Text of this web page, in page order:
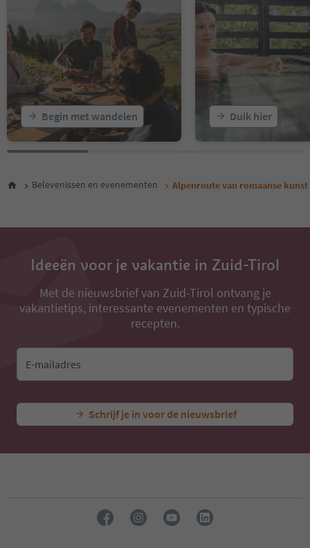
Begin met wandelen Duik hier
Belevenissen en evenementen Alpenroute van romaanse kunst
Ideeën voor je vakantie in Zuid-Tirol
Met de nieuwsbrief van Zuid-Tirol ontvang je
vakantietips, interessante evenementen en typische
recepten.
E-mailadres
Schrijf je in voor de nieuwsbrief